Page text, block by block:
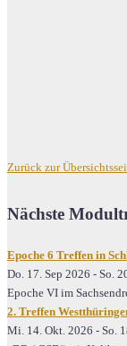
Zurück zur
Nächste
Epoche 6 Treffen in
Do. 17. Sep 2026 - So.
Epoche VI im
2. Treffen
Mi. 14. Okt. 2026 - So.